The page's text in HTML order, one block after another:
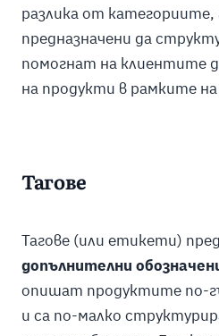
разлика от
предназначени да
помогнат на клиентите
на продукти в рамките
Тагове
Тагове (или етикети)
допълнителни
опишат продуктите по-
и са по-малко